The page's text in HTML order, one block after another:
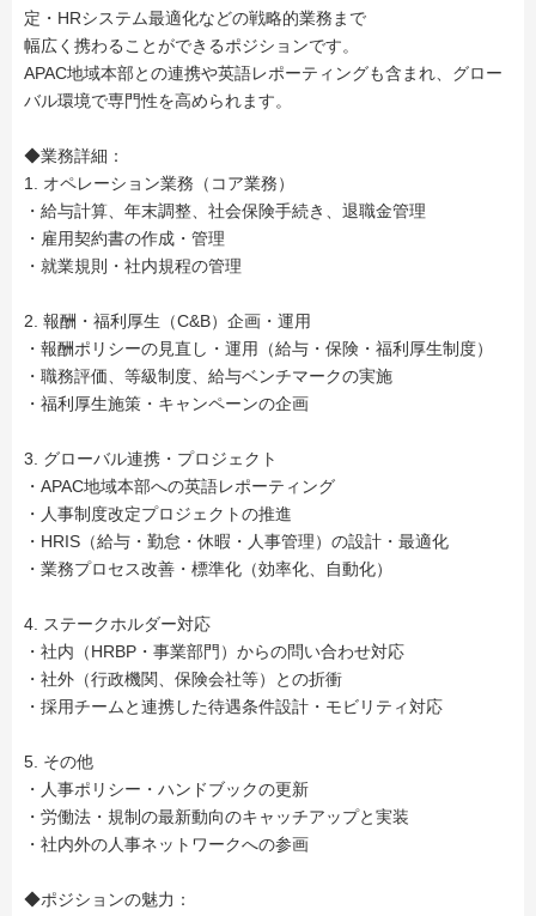
定・HRシステム最適化などの戦略的業務まで
幅広く携わることができるポジションです。
APAC地域本部との連携や英語レポーティングも含まれ、グロー
バル環境で専門性を高められます。
◆業務詳細：
1. オペレーション業務（コア業務）
・給与計算、年末調整、社会保険手続き、退職金管理
・雇用契約書の作成・管理
・就業規則・社内規程の管理
2. 報酬・福利厚生（C&B）企画・運用
・報酬ポリシーの見直し・運用（給与・保険・福利厚生制度）
・職務評価、等級制度、給与ベンチマークの実施
・福利厚生施策・キャンペーンの企画
3. グローバル連携・プロジェクト
・APAC地域本部への英語レポーティング
・人事制度改定プロジェクトの推進
・HRIS（給与・勤怠・休暇・人事管理）の設計・最適化
・業務プロセス改善・標準化（効率化、自動化）
4. ステークホルダー対応
・社内（HRBP・事業部門）からの問い合わせ対応
・社外（行政機関、保険会社等）との折衝
・採用チームと連携した待遇条件設計・モビリティ対応
5. その他
・人事ポリシー・ハンドブックの更新
・労働法・規制の最新動向のキャッチアップと実装
・社内外の人事ネットワークへの参画
◆ポジションの魅力：